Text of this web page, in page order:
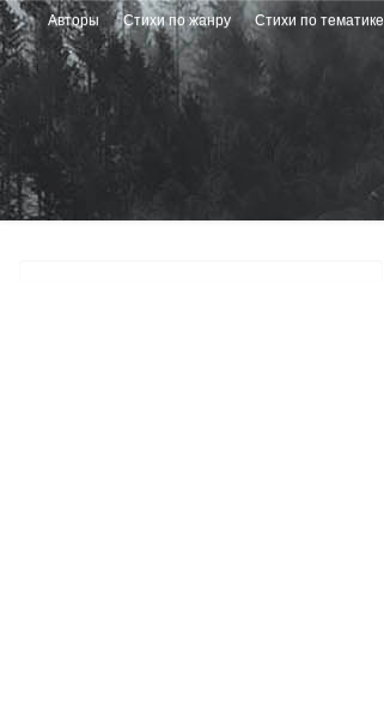
Перейти
к
основному
содержанию
Авторы Стихи по жанру Стихи по тематике